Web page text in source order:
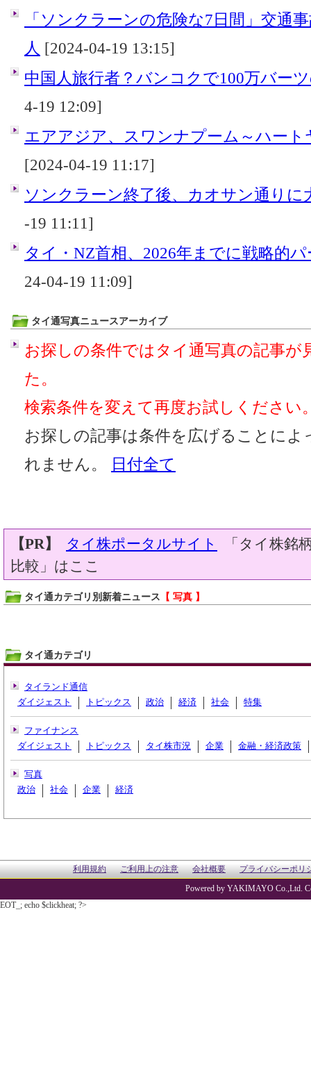
「ソンクラーンの危険な7日間」交通
人 [2024-04-19 13:15]
中国人旅行者？バンコクで100万バー
4-19 12:09]
エアアジア、スワンナプーム～ハート
[2024-04-19 11:17]
ソンクラーン終了後、カオサン通りに
-19 11:11]
タイ・NZ首相、2026年までに戦略的
24-04-19 11:09]
タイ通写真ニュースアーカイブ
お探しの条件ではタイ通写真の記事が
た。
検索条件を変えて再度お試しください
お探しの記事は条件を広げることに
れません。
日付全て
【PR】 タイ株ポータルサイト
「タイ株銘
比較」はここ
タイ通カテゴリ別新着ニュース 【 写真 】
タイ通カテゴリ
タイランド通信
ダイジェスト
トピックス 政治 経済 社会 特集
ファイナンス
ダイジェスト
トピックス タイ株市況 企業 金融・経済政策
写真
政治
社会 企業 経済
利用規約 ご利用上の注意 会社概要 プライバシーポリ
Powered by YAKIMAYO Co.,Ltd.
EOT_; echo $clickheat; ?>